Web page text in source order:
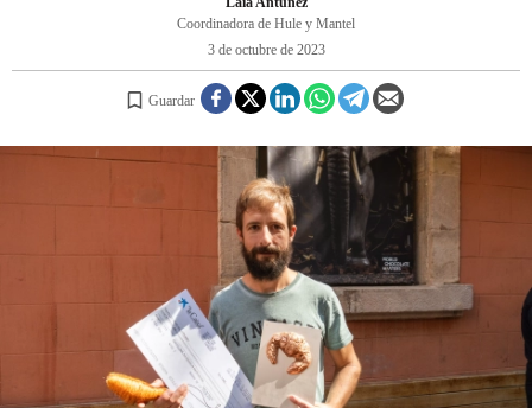
REGISTRO
INICIAR SESIÓN
Coordinadora de Hule y Mantel
3 de octubre de 2023
Guardar